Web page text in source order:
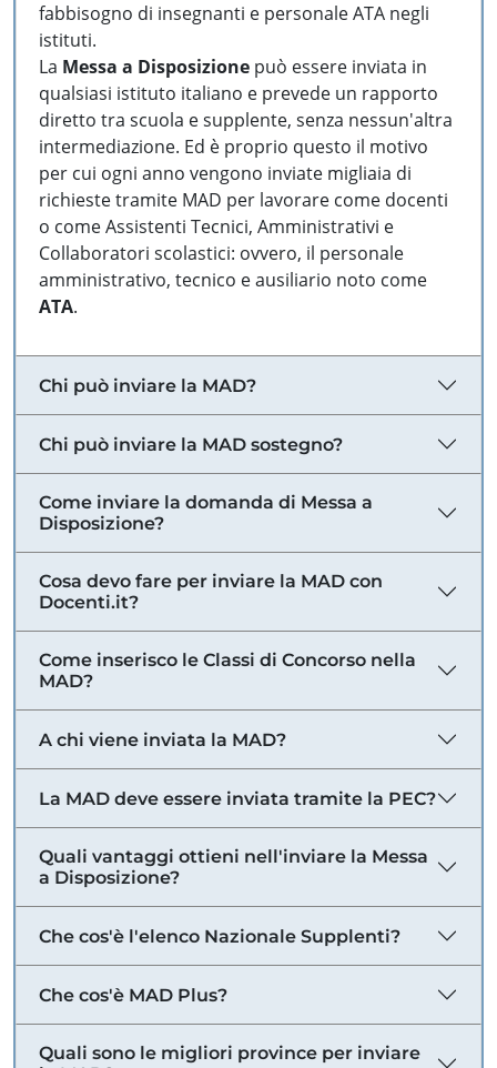
fabbisogno di insegnanti e personale ATA negli
istituti.
La Messa a Disposizione può essere inviata in
qualsiasi istituto italiano e prevede un rapporto
diretto tra scuola e supplente, senza nessun'altra
intermediazione. Ed è proprio questo il motivo
per cui ogni anno vengono inviate migliaia di
richieste tramite MAD per lavorare come docenti
o come Assistenti Tecnici, Amministrativi e
Collaboratori scolastici: ovvero, il personale
amministrativo, tecnico e ausiliario noto come
ATA.
Chi può inviare la MAD?
Chi può inviare la MAD sostegno?
Come inviare la domanda di Messa a
Disposizione?
Cosa devo fare per inviare la MAD con
Docenti.it?
Come inserisco le Classi di Concorso nella
MAD?
A chi viene inviata la MAD?
La MAD deve essere inviata tramite la PEC?
Quali vantaggi ottieni nell'inviare la Messa
a Disposizione?
Che cos'è l'elenco Nazionale Supplenti?
Che cos'è MAD Plus?
Quali sono le migliori province per inviare